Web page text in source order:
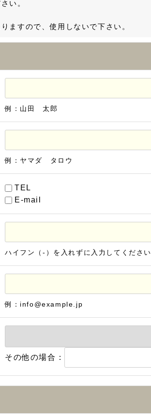
い。
ますので、使用しないで下さい。
例：山田 太郎
例：ヤマダ タロウ
TEL
E-mail
ハイフン（-）を入れずに入力してください
例：info@example.jp
その他の場合：